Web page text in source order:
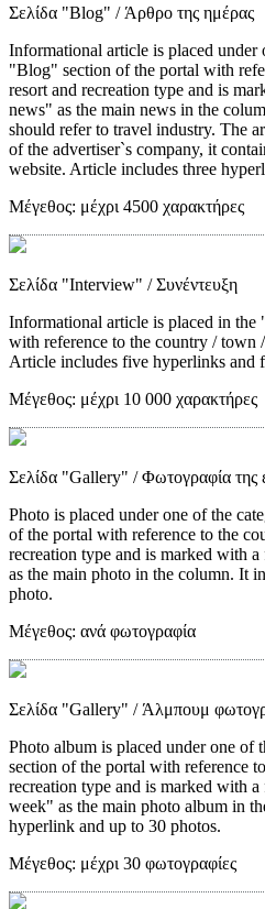
Σελίδα "Blog" / Άρθρο της ημέρας
Informational article is placed under
"Blog" section of the portal with
resort and recreation type and is
news" as the main news in the
should refer to travel industry. The
of the advertiser`s company, it
website. Article includes three
Μέγεθος: μέχρι 4500 χαρακτήρες
Σελίδα "Interview" / Συνέντευξη
Informational article is placed in
with reference to the country / town
Article includes five hyperlinks and
Μέγεθος: μέχρι 10 000 χαρακτήρες
Σελίδα "Gallery" / Φωτογραφία της
Photo is placed under one of the
of the portal with reference to the
recreation type and is marked with
as the main photo in the column. It
photo.
Μέγεθος: ανά φωτογραφία
Σελίδα "Gallery" / Άλμπουμ
Photo album is placed under one of
section of the portal with reference
recreation type and is marked with
week" as the main photo album in
hyperlink and up to 30 photos.
Μέγεθος: μέχρι 30 φωτογραφίες